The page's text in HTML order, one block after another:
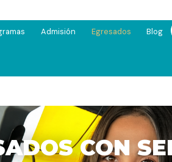
Admisión Egresados Blog
CON